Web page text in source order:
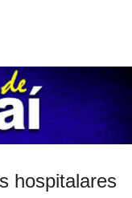
hospitalares